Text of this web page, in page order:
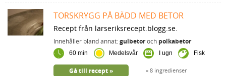
TORSKRYGG PÅ BÄDD MED BETOR
Recept från larseriksrecept.blogg.se.
Innehåller bland annat:gulbetoroch polkabetor
60 min Medelsvår I ugn Fisk
8 ingredienser
Gå till recept